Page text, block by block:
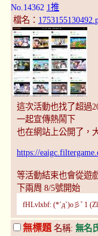
No.14362 1推
檔名：
這次活動也找了超過
一起宣傳熱鬧下
也在網站上公開了，
https://
等活動結束也會從遊
下兩周 8/5號開始
fHLvlxbf: (*´д`)o彡ﾟ1
無標題名稱: 無名